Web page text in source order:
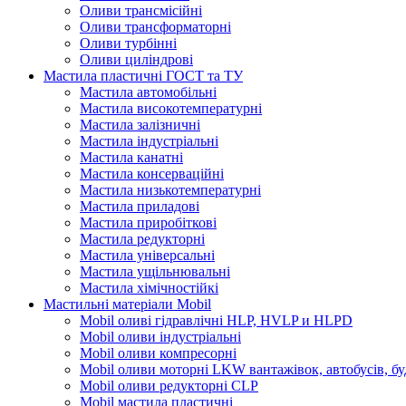
Оливи трансмісійні
Оливи трансформаторні
Оливи турбінні
Оливи циліндрові
Мастила пластичні ГОСТ та ТУ
Мастила автомобільні
Мастила високотемпературні
Мастила залізничні
Мастила індустріальні
Мастила канатні
Мастила консерваційні
Мастила низькотемпературні
Мастила приладові
Мастила приробіткові
Мастила редукторні
Мастила універсальні
Мастила ущільнювальні
Мастила хімічностійкі
Мастильні матеріали Mobil
Mobil оливі гідравлічні HLP, HVLP и HLPD
Mobil оливи індустріальні
Mobil оливи компресорні
Mobil оливи моторні LKW вантажівок, автобусів,
Mobil оливи редукторні CLP
Mobil мастила пластичні